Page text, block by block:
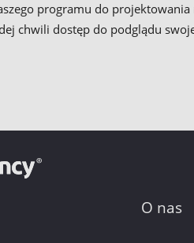
programu do
chwili dostęp do podglądu
O nas